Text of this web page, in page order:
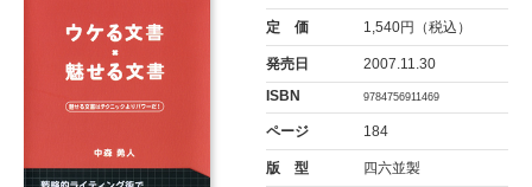
定 価 1,540円（税込）
発売日
2007.11.30
ISBN
9784756911469
ページ 184
版 型 四六並製